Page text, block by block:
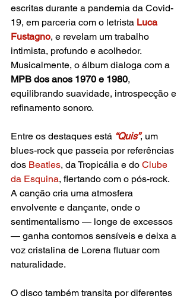
escritas durante a pandemia da Covid-
19, em parceria com o letrista Luca
Fustagno, e revelam um trabalho
intimista, profundo e acolhedor.
Musicalmente, o álbum dialoga com a
MPB dos anos 1970 e 1980,
equilibrando suavidade, introspecção e
refinamento sonoro.
Entre os destaques está “Quis”, um
blues-rock que passeia por referências
dos Beatles, da Tropicália e do Clube
da Esquina, flertando com o pós-rock.
A canção cria uma atmosfera
envolvente e dançante, onde o
sentimentalismo — longe de excessos
— ganha contornos sensíveis e deixa a
voz cristalina de Lorena flutuar com
naturalidade.
O disco também transita por diferentes